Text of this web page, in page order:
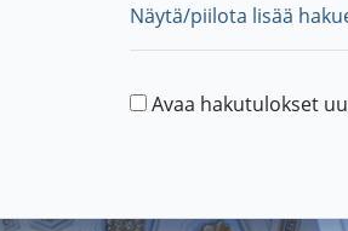
Näytä/piilota lisää
Avaa hakutulokset